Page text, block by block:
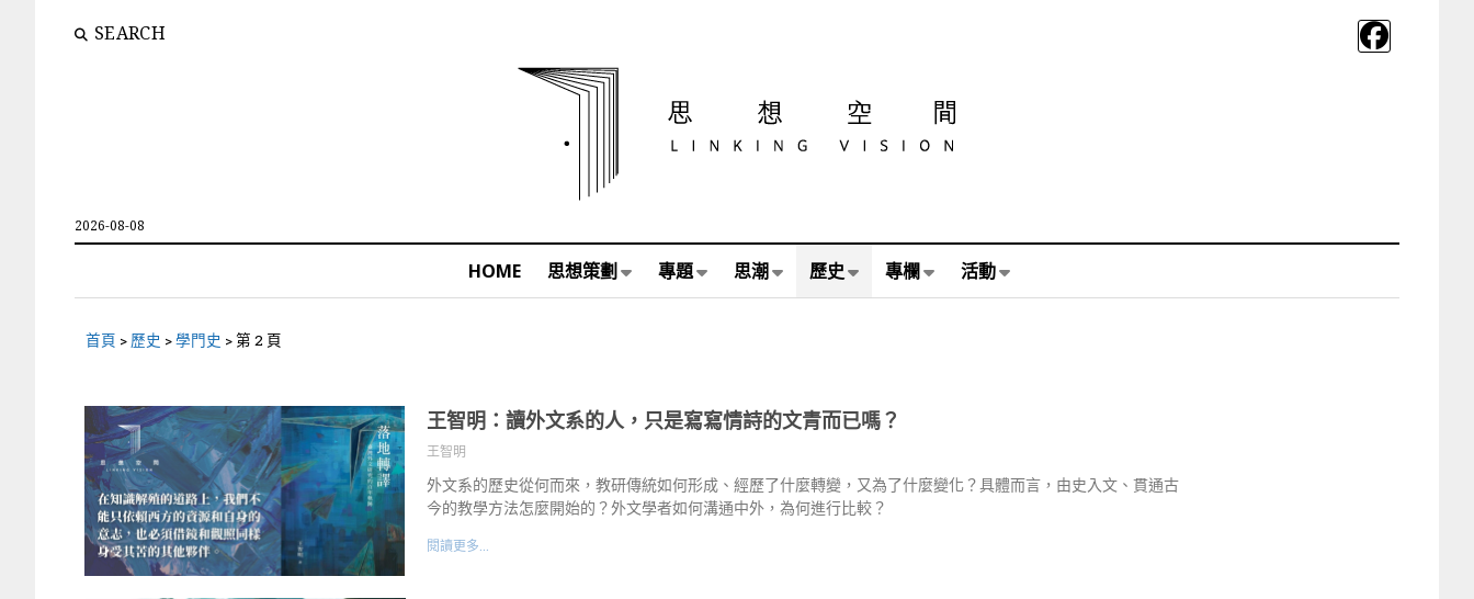
SEARCH
2026-08-08
HOME 思想策劃 專題 思潮 歷史 專欄 活動
首頁 > 歷史 >學門史 >第 2 頁
王智明：讀外文系的人，只是寫寫情詩的文青而已嗎？
王智明
外文系的歷史從何而來，教研傳統如何形成、經歷了什麼轉變，又為了什麼變化？具體而言，由史入文、貫通古
今的教學方法怎麼開始的？外文學者如何溝通中外，為何進行比較？
閱讀更多...